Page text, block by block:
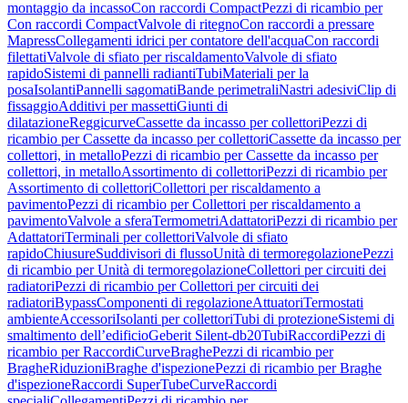
montaggio da incassoCon raccordi CompactPezzi di ricambio per
Con raccordi CompactValvole di ritegnoCon raccordi a pressare
MapressCollegamenti idrici per contatore dell'acquaCon raccordi
filettatiValvole di sfiato per riscaldamentoValvole di sfiato
rapidoSistemi di pannelli radiantiTubiMateriali per la
posaIsolantiPannelli sagomatiBande perimetraliNastri adesiviClip di
fissaggioAdditivi per massettiGiunti di
dilatazioneReggicurveCassette da incasso per collettoriPezzi di
ricambio per Cassette da incasso per collettoriCassette da incasso per
collettori, in metalloPezzi di ricambio per Cassette da incasso per
collettori, in metalloAssortimento di collettoriPezzi di ricambio per
Assortimento di collettoriCollettori per riscaldamento a
pavimentoPezzi di ricambio per Collettori per riscaldamento a
pavimentoValvole a sferaTermometriAdattatoriPezzi di ricambio per
AdattatoriTerminali per collettoriValvole di sfiato
rapidoChiusureSuddivisori di flussoUnità di termoregolazionePezzi
di ricambio per Unità di termoregolazioneCollettori per circuiti dei
radiatoriPezzi di ricambio per Collettori per circuiti dei
radiatoriBypassComponenti di regolazioneAttuatoriTermostati
ambienteAccessoriIsolanti per collettoriTubi di protezioneSistemi di
smaltimento dell’edificioGeberit Silent-db20TubiRaccordiPezzi di
ricambio per RaccordiCurveBraghePezzi di ricambio per
BragheRiduzioniBraghe d'ispezionePezzi di ricambio per Braghe
d'ispezioneRaccordi SuperTubeCurveRaccordi